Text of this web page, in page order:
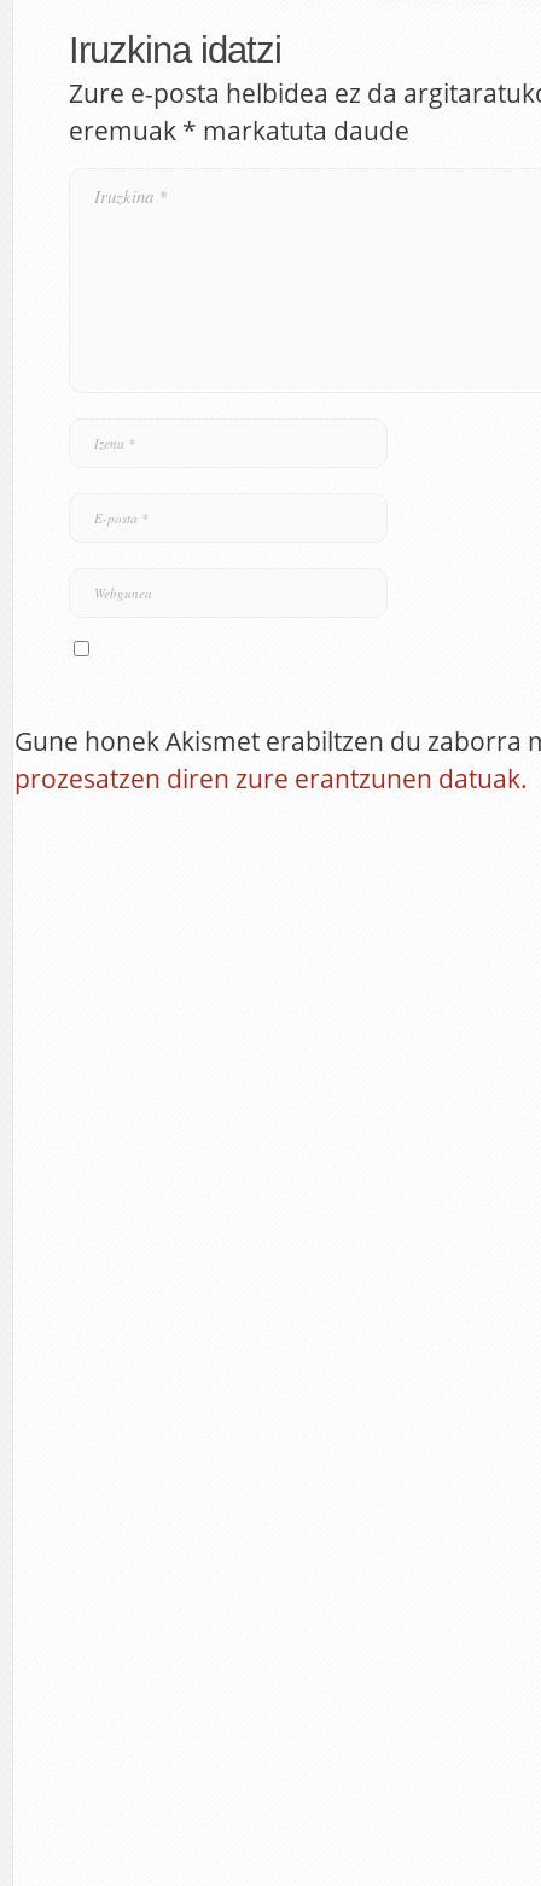
Iruzkina idatzi
Zure e-posta helbidea ez da
eremuak * markatuta daude
Gune honek Akismet erabiltzen du zaborra
prozesatzen diren zure erantzunen datuak.